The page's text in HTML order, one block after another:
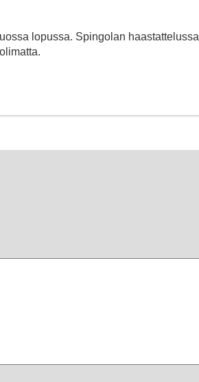
lopussa. Spingolan haastattelussa